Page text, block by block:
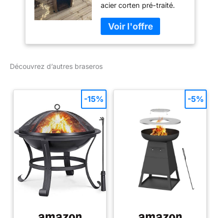
acier corten pré-traité.
grille centrale d'une
épaisseur de 10 mm. La
cuve du foyer, avec sa
une meilleure répartition
fond en acier corten.
l'ensemble sur roulettes
Découvrez d’autres braseros
-15% -5%